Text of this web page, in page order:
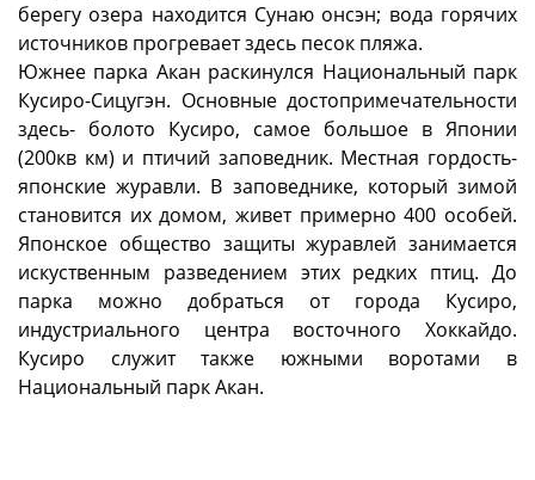
берегу озера находится Сунаю онсэн; вода горячих
источников прогревает здесь песок пляжа.
Южнее парка Акан раскинулся Национальный парк
Кусиро-Сицугэн. Основные достопримечательности
здесь- болото Кусиро, самое большое в Японии
(200кв км) и птичий заповедник. Местная гордость-
японские журавли. В заповеднике, который зимой
становится их домом, живет примерно 400 особей.
Японское общество защиты журавлей занимается
искуственным разведением этих редких птиц. До
парка можно добраться от города Кусиро,
индустриального центра восточного Хоккайдо.
Кусиро служит также южными воротами в
Национальный парк Акан.